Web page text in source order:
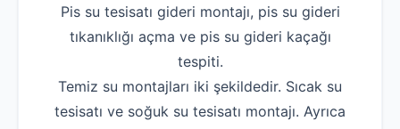
Pis su tesisatı gideri montajı, pis su gideri
tıkanıklığı açma ve pis su gideri kaçağı
tespiti.
Temiz su montajları iki şekildedir. Sıcak su
tesisatı ve soğuk su tesisatı montajı. Ayrıca